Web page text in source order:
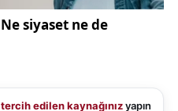
tercih edilen kaynağınızyapın